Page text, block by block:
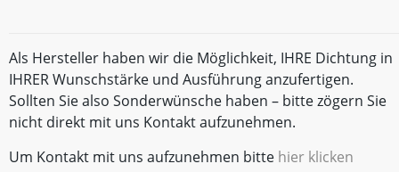
Als Hersteller haben wir die Möglichkeit, IHRE Dichtung in
IHRER Wunschstärke und Ausführung anzufertigen.
Sollten Sie also Sonderwünsche haben – bitte zögern Sie
nicht direkt mit uns Kontakt aufzunehmen.
Um Kontakt mit uns aufzunehmen bitte hier klicken